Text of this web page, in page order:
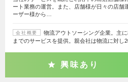
ート業務の運営。また、店舗様が日々の店舗
ーザー様から…
会社概要
物流アウトソーシング企業。主
までのサービスを提供。親会社は物流に対し
興味あり